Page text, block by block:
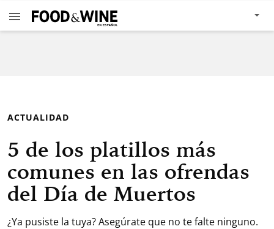
ACTUALIDAD
5 de los platillos más
comunes en las ofrendas
del Día de Muertos
¿Ya pusiste la tuya? Asegúrate que no te falte ninguno.